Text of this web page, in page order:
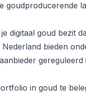
digitaal goud bezit
bieden
gereguleerd
in goud te